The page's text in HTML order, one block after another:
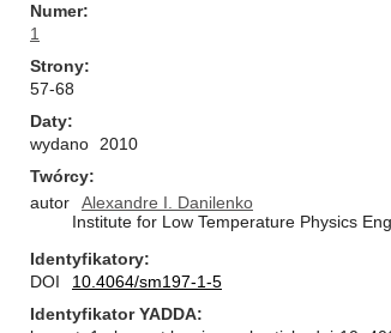
Numer
1
Strony
57-68
Daty
wydano
2010
Twórcy
autor
Alexandre I. Danilenko
Institute for Low Temperature Physics
Identyfikatory
DOI
10.4064/sm197-1-5
Identyfikator YADDA